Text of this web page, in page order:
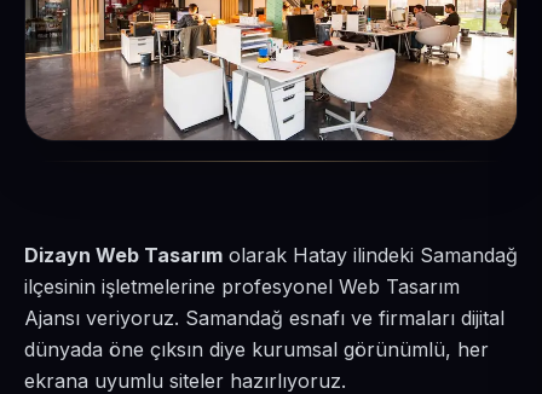
Dizayn Web Tasarım olarak Hatay ilindeki Samandağ
ilçesinin işletmelerine profesyonel Web Tasarım
Ajansı veriyoruz. Samandağ esnafı ve firmaları dijital
dünyada öne çıksın diye kurumsal görünümlü, her
ekrana uyumlu siteler hazırlıyoruz.